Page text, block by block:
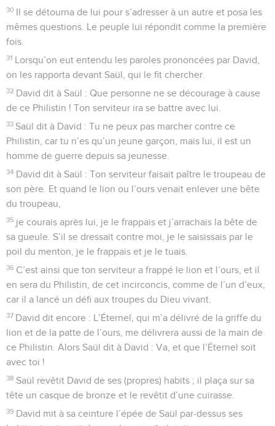
30 Il se détourna de lui pour s’adresser à un autre et posa les
mêmes questions. Le peuple lui répondit comme la première
fois.
31 Lorsqu’on eut entendu les paroles prononcées par David,
on les rapporta devant Saül, qui le fit chercher.
32 David dit à Saül : Que personne ne se décourage à cause
de ce Philistin ! Ton serviteur ira se battre avec lui.
33 Saül dit à David : Tu ne peux pas marcher contre ce
Philistin, car tu n’es qu’un jeune garçon, mais lui, il est un
homme de guerre depuis sa jeunesse.
34 David dit à Saül : Ton serviteur faisait paître le troupeau de
son père. Et quand le lion ou l’ours venait enlever une bête
du troupeau,
35 je courais après lui, je le frappais et j’arrachais la bête de
sa gueule. S’il se dressait contre moi, je le saisissais par le
poil du menton, je le frappais et je le tuais.
36 C’est ainsi que ton serviteur a frappé le lion et l’ours, et il
en sera du Philistin, de cet incirconcis, comme de l’un d’eux,
car il a lancé un défi aux troupes du Dieu vivant.
37 David dit encore : L’Éternel, qui m’a délivré de la griffe du
lion et de la patte de l’ours, me délivrera aussi de la main de
ce Philistin. Alors Saül dit à David : Va, et que l’Éternel soit
avec toi !
38 Saül revêtit David de ses (propres) habits ; il plaça sur sa
tête un casque de bronze et le revêtit d’une cuirasse.
39 David mit à sa ceinture l’épée de Saül par-dessus ses